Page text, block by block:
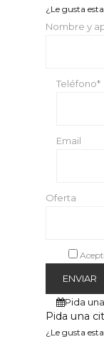
¿Le gusta
Nombre y
Teléfono*
Email
Oferta
Pida
Pida una
¿Le gusta